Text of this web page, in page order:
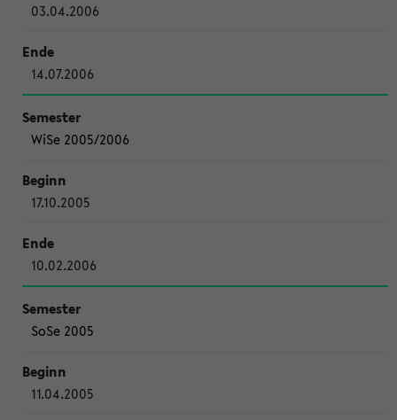
03.04.2006
14.07.2006
WiSe 2005/2006
17.10.2005
10.02.2006
SoSe 2005
11.04.2005